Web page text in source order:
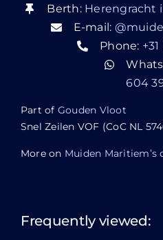
Berth: Herengracht
E-mail:
Phone:
604
Part of Gouden Vloot
Snel Zeilen VOF (CoC NL
More on Muiden Maritiem’s
Frequently viewed: